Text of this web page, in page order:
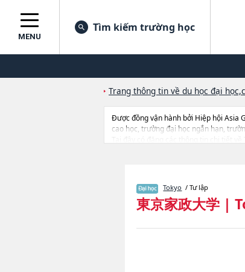
MENU
Tìm kiếm trường học
Trang thông tin về du học đại
Được đồng vận hành bởi Hiệp hội Asia
cao học, trường đại học ngắn hạn,
Tại đây có đăng các thông tin chi tiết
Tokyo / Tư lập
東京家政大学 |